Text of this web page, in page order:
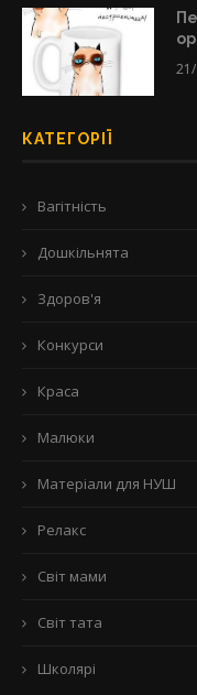
КАТЕГОРІЇ
Вагітність
Дошкільнята
Здоров'я
Конкурси
Краса
Малюки
Матеріали для НУШ
Релакс
Світ мами
Світ тата
Школярі